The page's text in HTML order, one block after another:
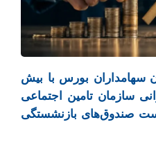
سهامداران بورس با بیش
سازمان تامین اجتماعی
صندوق‌های بازنشستگی